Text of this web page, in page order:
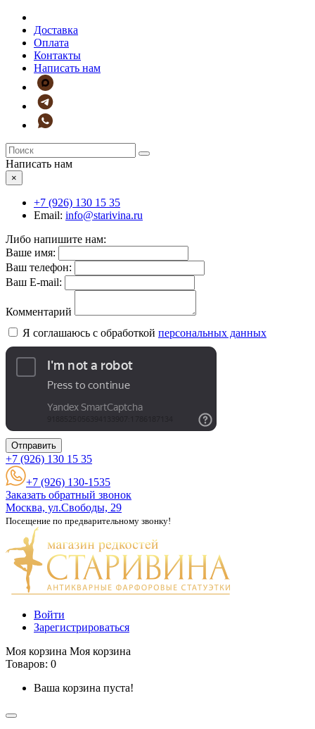
Доставка
Оплата
Контакты
Написать нам
Написать нам
×
+7 (926) 130 15 35
Email: info@starivina.ru
Либо напишите нам:
Ваше имя:
Ваш телефон:
Ваш E-mail:
Комментарий
Я соглашаюсь с обработкой персональных данных
Отправить
+7 (926) 130 15 35
+7 (926) 130-1535
Заказать обратный звонок
Москва, ул.Свободы, 29
Посещение по предварительному звонку!
Войти
Зарегистрироваться
Моя корзина Моя корзина
Товаров: 0
Ваша корзина пуста!